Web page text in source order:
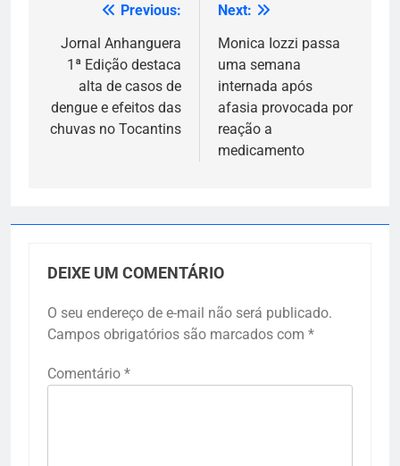
Navegação
de
Post
Previous:
Jornal Anhanguera
1ª Edição destaca
alta de casos de
dengue e efeitos das
chuvas no Tocantins
Next:
Monica Iozzi passa
uma semana
internada após
afasia provocada por
reação a
medicamento
DEIXE UM COMENTÁRIO
O seu endereço de e-mail não será publicado.
Campos obrigatórios são marcados com *
Comentário *